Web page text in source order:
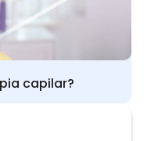
capilar?